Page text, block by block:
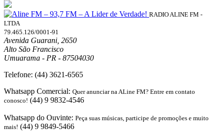
RADIO ALINE FM -
LTDA
79.465.126/0001-91
Avenida Guarani, 2650
Alto São Francisco
Umuarama - PR - 87504030
Telefone: (44) 3621-6565
Whatsapp Comercial: Quer anunciar na ALine FM? Entre em contato
conosco! (44) 9 9832-4546
Whatsapp do Ouvinte: Peça suas músicas, participe de promoções e muito
mais! (44) 9 9849-5466